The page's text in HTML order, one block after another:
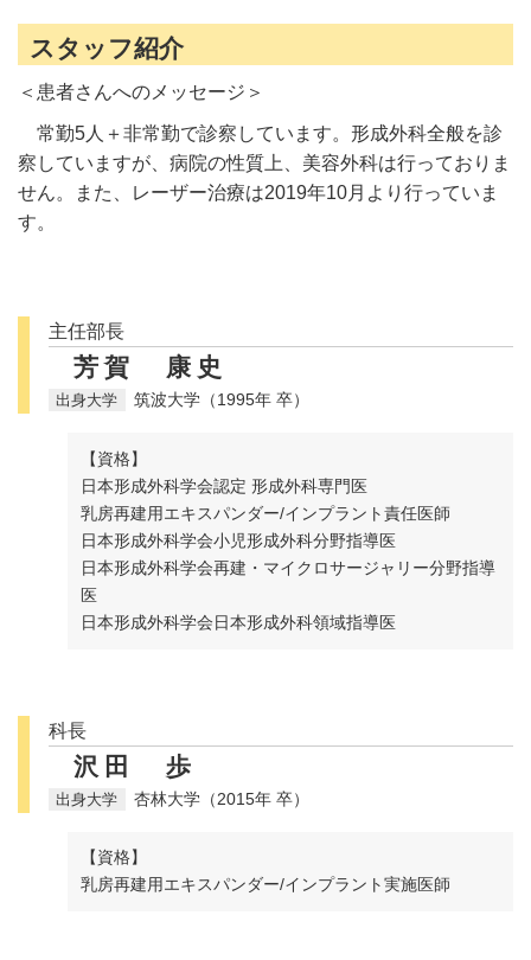
スタッフ紹介
＜患者さんへのメッセージ＞
常勤5人＋非常勤で診察しています。形成外科全般を診
察していますが、病院の性質上、美容外科は行っておりま
せん。また、レーザー治療は2019年10月より行っていま
す。
主任部長
芳賀 康史
筑波大学（1995年 卒）
【資格】
日本形成外科学会認定 形成外科専門医
乳房再建用エキスパンダー/インプラント責任医師
日本形成外科学会小児形成外科分野指導医
日本形成外科学会再建・マイクロサージャリー分野指導
医
日本形成外科学会日本形成外科領域指導医
科長
沢田 歩
杏林大学（2015年 卒）
【資格】
乳房再建用エキスパンダー/インプラント実施医師